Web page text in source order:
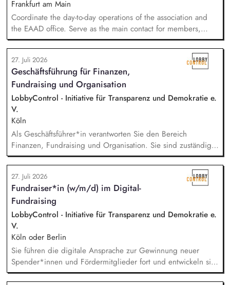
Frankfurt am Main
Coordinate the day-to-day operations of the association and
the EAAD office. Serve as the main contact for members,
partners and general enquiries. Support the Board of
Directors by organising meetings, preparing documents and
following up on decisions. Coordinate the association's
website, newsletters and social media. Support awareness
campaigns and communication activities. Coordinate and
develop EAAD's fundraising activities.
27. Juli 2026
Geschäftsführung für Finanzen,
Fundraising und Organisation
LobbyControl - Initiative für Transparenz und Demokratie e.
V.
Köln
Als Geschäftsführer*in verantworten Sie den Bereich
Finanzen, Fundraising und Organisation. Sie sind zuständig
für die Finanzplanung, das Controlling und die Organisation
des Rechnungswesens. Sie leiten das Fundraising-Team und
entwickeln eine nachhaltige Fundraising Strategie. Sie sind
verantwortlich für das Personalmanagement und die operative
Steuerung von Prozessen zur Organisationsentwicklung.
27. Juli 2026
Fundraiser*in (w/m/d) im Digital-
Fundraising
LobbyControl - Initiative für Transparenz und Demokratie e.
V.
Köln oder Berlin
Sie führen die digitale Ansprache zur Gewinnung neuer
Spender*innen und Fördermitglieder fort und entwickeln sie
weiter. Sie sind verantwortlich für unsere E-Mailings und